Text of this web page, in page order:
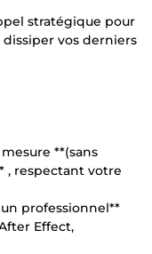
stratégique pour
vos derniers
**(sans
, respectant votre
professionnel**
Effect,